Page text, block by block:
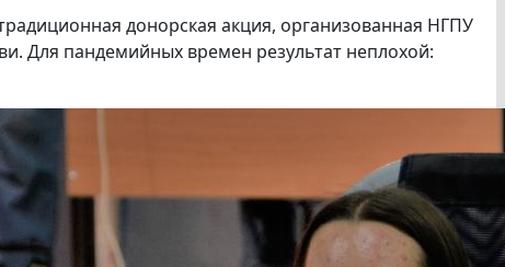
донорская акция, организованная НГПУ
Для пандемийных времен результат неплохой: